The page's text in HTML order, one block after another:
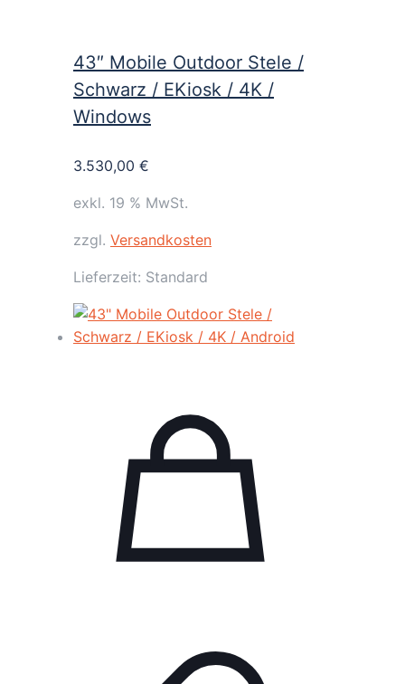
43″ Mobile Outdoor Stele /
Schwarz / EKiosk / 4K /
Windows
3.530,00 €
exkl. 19 % MwSt.
zzgl. Versandkosten
Lieferzeit: Standard